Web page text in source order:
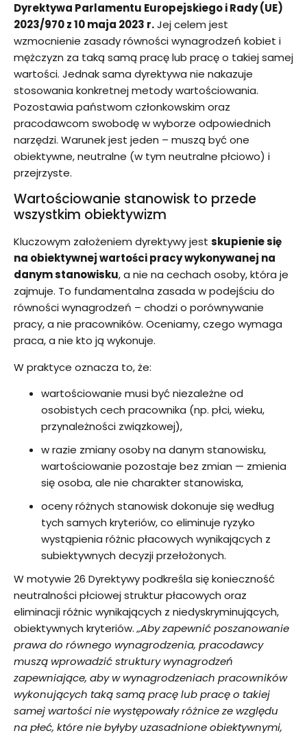
Dyrektywa Parlamentu Europejskiego i Rady (UE)
2023/970 z 10 maja 2023 r.Jej celem jest
wzmocnienie zasady równości wynagrodzeń kobiet i
mężczyzn za taką samą pracę lub pracę o takiej samej
wartości. Jednak sama dyrektywa nie nakazuje
stosowania konkretnej metody wartościowania.
Pozostawia państwom członkowskim oraz
pracodawcom swobodę w wyborze odpowiednich
narzędzi. Warunek jest jeden – muszą być one
obiektywne, neutralne (w tym neutralne płciowo) i
przejrzyste.
Wartościowanie stanowisk to przede
wszystkim obiektywizm
Kluczowym założeniem dyrektywy jest skupienie się
na obiektywnej wartości pracy wykonywanej na
danym stanowisku, a nie na cechach osoby, która je
zajmuje. To fundamentalna zasada w podejściu do
równości wynagrodzeń – chodzi o porównywanie
pracy, a nie pracowników. Oceniamy, czego wymaga
praca, a nie kto ją wykonuje.
W praktyce oznacza to, że:
wartościowanie musi być niezależne od
osobistych cech pracownika (np. płci, wieku,
przynależności związkowej),
w razie zmiany osoby na danym stanowisku,
wartościowanie pozostaje bez zmian — zmienia
się osoba, ale nie charakter stanowiska,
oceny różnych stanowisk dokonuje się według
tych samych kryteriów, co eliminuje ryzyko
wystąpienia różnic płacowych wynikających z
subiektywnych decyzji przełożonych.
W motywie 26 Dyrektywy podkreśla się konieczność
neutralności płciowej struktur płacowych oraz
eliminacji różnic wynikających z niedyskryminujących,
obiektywnych kryteriów.„Aby zapewnić poszanowanie
prawa do równego wynagrodzenia, pracodawcy
muszą wprowadzić struktury wynagrodzeń
zapewniające, aby w wynagrodzeniach pracowników
wykonujących taką samą pracę lub pracę o takiej
samej wartości nie występowały różnice ze względu
na płeć, które nie byłyby uzasadnione obiektywnymi,